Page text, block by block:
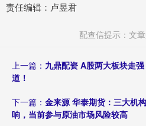
责任编辑：卢昱君
配查信提示：文
上一篇： 九鼎配资 A股两大板块走
道！
下一篇： 金来源 华泰期货：三大机
响，当前参与原油市场风险较高